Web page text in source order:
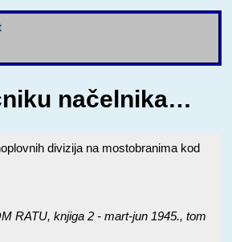
načelnika…
divizija na mostobranima kod
RATU, knjiga 2 - mart-jun 1945., tom